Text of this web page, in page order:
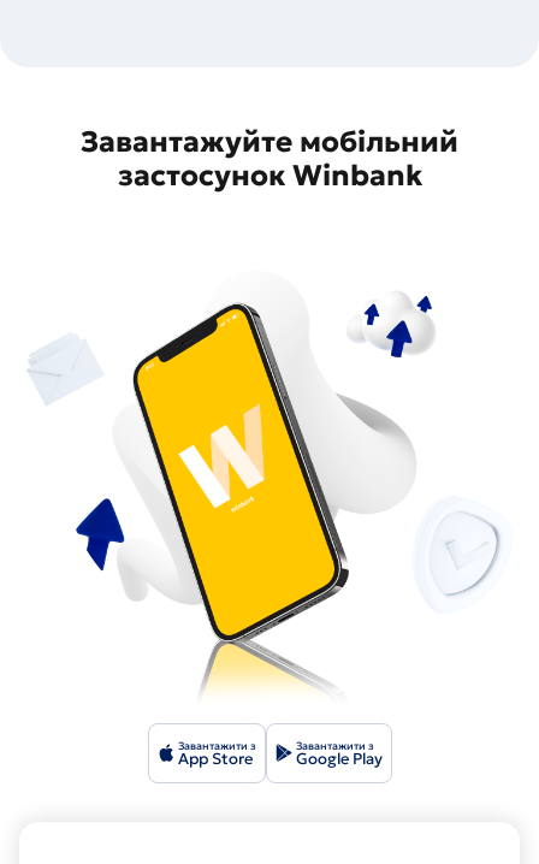
Завантажуйте мобільний
застосунок Winbank
Завантажити з
App Store
Завантажити з
Google Play